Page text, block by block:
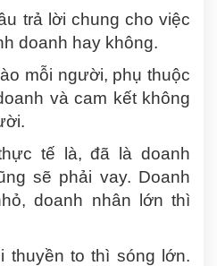
trả lời chung cho việc
doanh hay không.
mỗi người, phụ thuộc
và cam kết không
tế là, đã là doanh
sẽ phải vay. Doanh
doanh nhân lớn thì
thuyền to thì sóng lớn.